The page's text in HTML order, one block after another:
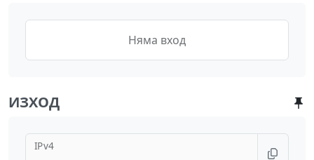
Няма вход
ИЗХОД
IPv4